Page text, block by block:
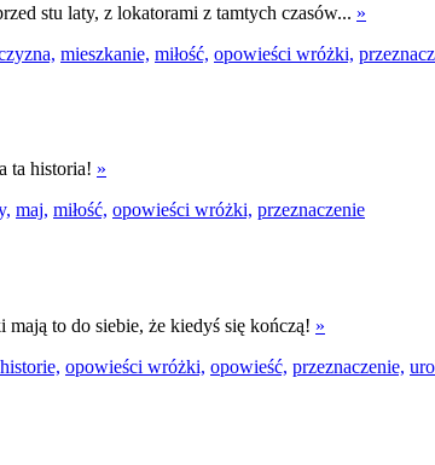
stu laty, z lokatorami z tamtych czasów... »
mieszkanie, miłość, opowieści wróżki,
ta historia! »
maj, miłość, opowieści wróżki, przeznaczenie
to do siebie, że kiedyś się kończą! »
opowieści wróżki, opowieść, przeznaczenie,